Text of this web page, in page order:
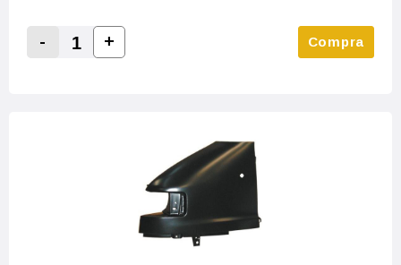
Decrease Quantity:
-
Increase Quantity:
+ Compra